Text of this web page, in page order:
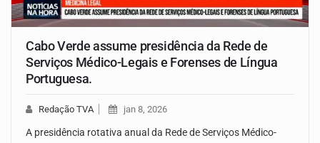
Cabo Verde assume presidência da Rede de
Serviços Médico-Legais e Forenses de Língua
Portuguesa.
Redação TVA jan 8, 2026
A presidência rotativa anual da Rede de Serviços Médico-